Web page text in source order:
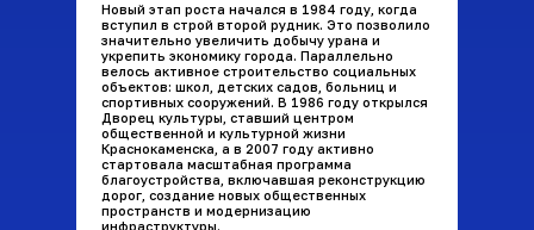
Новый этап роста начался в 1984 году, когда
вступил в строй второй рудник. Это позволило
значительно увеличить добычу урана и
укрепить экономику города. Параллельно
велось активное строительство социальных
объектов: школ, детских садов, больниц и
спортивных сооружений. В 1986 году открылся
Дворец культуры, ставший центром
общественной и культурной жизни
Краснокаменска, а в 2007 году активно
стартовала масштабная программа
благоустройства, включавшая реконструкцию
дорог, создание новых общественных
пространств и модернизацию
инфраструктуры.